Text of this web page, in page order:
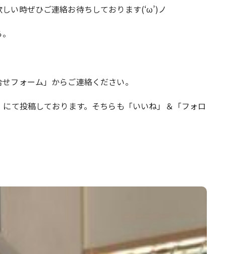
い時ぜひご連絡お待ちしております(‘ω’)ノ
フォーム」からご連絡ください。
て投稿しております。そちらも「いいね」＆「フォロ